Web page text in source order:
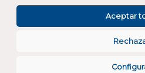
Aceptar
Atención al cliente